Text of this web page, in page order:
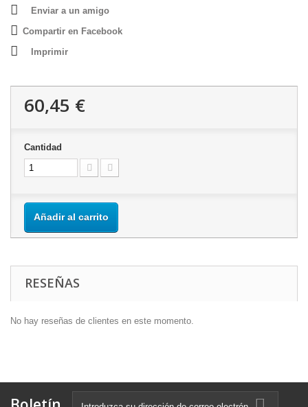
Enviar a un amigo
Compartir en Facebook
Imprimir
60,45 €
Cantidad
Añadir al carrito
RESEÑAS
No hay reseñas de clientes en este momento.